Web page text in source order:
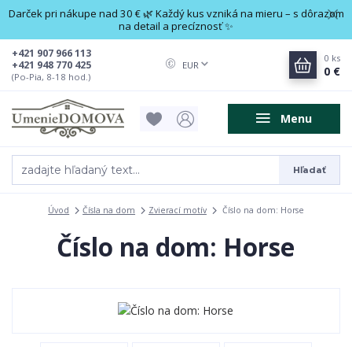
Darček pri nákupe nad 30 € 🌿 Každý kus vzniká na mieru – s dôrazom
na detail a precíznosť ✨
Menu
EUR
Hľadať
+421 948 770 425
+421 907 966 113
(Po-Pia, 8-18 hod.)
0 ks
0 €
Úvod Čísla na dom Zvierací motív Číslo na dom: Horse
Číslo na dom: Horse